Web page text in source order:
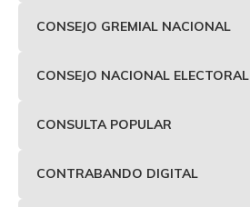
CONSEJO GREMIAL NACIONAL
CONSEJO NACIONAL ELECTORAL
CONSULTA POPULAR
CONTRABANDO DIGITAL